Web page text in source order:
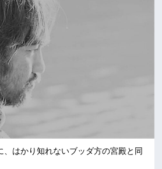
、はかり知れないブッダ方の宮殿と同